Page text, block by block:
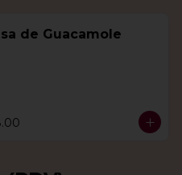
de Guacamole